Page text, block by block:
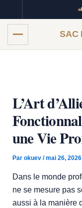
SAC
au
contenu
L’Art
une Vie
Par okuev /mai 26, 2026
Dans le monde
ne se mesure pas
aussi à la manière